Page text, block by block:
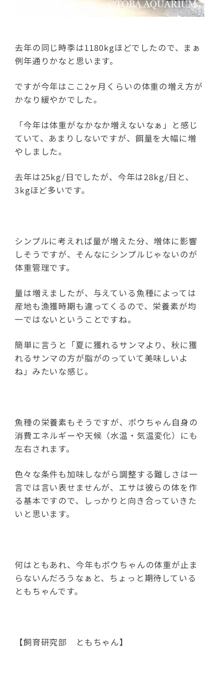
去年の同じ時季は1180kgほどでしたので、まぁ
例年通りかなと思います。
ですが今年はここ2ヶ月くらいの体重の増え方が
かなり緩やかでした。
「今年は体重がなかなか増えないなぁ」と感じ
ていて、あまりしないですが、餌量を大幅に増
やしました。
去年は25kg/日でしたが、今年は28kg/日と、
3kgほど多いです。
シンプルに考えれば量が増えた分、増体に影響
しそうですが、そんなにシンプルじゃないのが
体重管理です。
量は増えましたが、与えている魚種によっては
産地も漁獲時期も違ってくるので、栄養素が均
一ではないということですね。
簡単に言うと「夏に獲れるサンマより、秋に獲
れるサンマの方が脂がのっていて美味しいよ
ね」みたいな感じ。
魚種の栄養素もそうですが、ポウちゃん自身の
消費エネルギーや天候（水温・気温変化）にも
左右されます。
色々な条件も加味しながら調整する難しさは一
言では言い表せませんが、エサは彼らの体を作
る基本ですので、しっかりと向き合っていきた
いと思います。
何はともあれ、今年もポウちゃんの体重が止ま
らないんだろうなぁと、ちょっと期待している
ともちゃんです。
【飼育研究部 ともちゃん】